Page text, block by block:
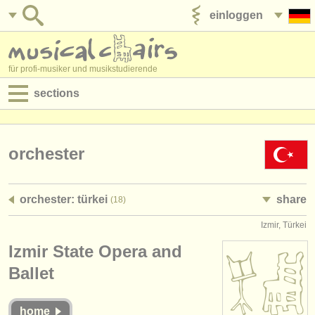
einloggen
für profi-musiker und musikstudierende
sections
jobs - verwaltung
kurse
musikwettbewerbe
orchester
orchester: türkei (18) share
Izmir, Türkei
Izmir State Opera and
Ballet
home